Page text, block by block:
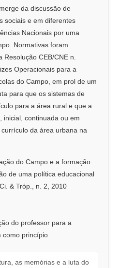
da discussão de
sociais e em diferentes
Nacionais por uma
Normativas foram
CEB/CNE n.
Operacionais para a
do Campo, em prol de um
para que os sistemas de
para a área rural e que a
inicial, continuada ou em
da área urbana na
do Campo e a formação
de uma política educacional
& Tróp., n. 2, 2010
do professor para a
como princípio
as memórias e a luta do